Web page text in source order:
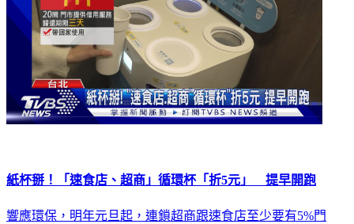
紙杯掰！「速食店、超商」循環杯「折5元」 提早開跑
響應環保，明年元旦起，連鎖超商跟速食店至少要有5%門